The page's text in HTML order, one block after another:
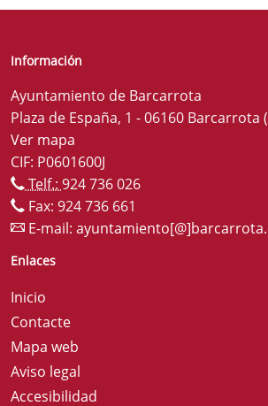
Información
Ayuntamiento de Barcarrota
Plaza de España, 1 - 06160 Barcarrota
Ver mapa
CIF: P0601600J
Telf.: 924 736 026
Fax: 924 736 661
E-mail:
Enlaces
Inicio
Contacte
Mapa web
Aviso legal
Accesibilidad